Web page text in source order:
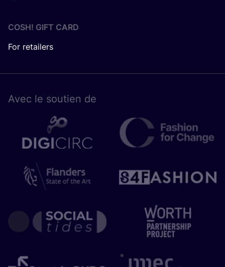
COSH! GIFT CARD
For retailers
Avec le sou­tien de